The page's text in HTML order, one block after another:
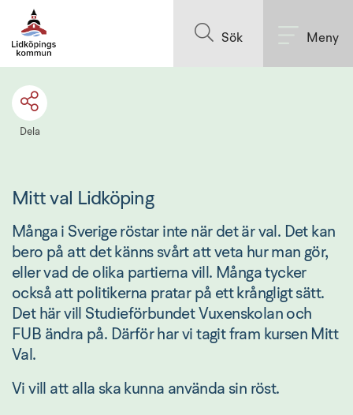
Sök Meny
Dela
Mitt val Lidköping
Många i Sverige röstar inte när det är val. Det kan
bero på att det känns svårt att veta hur man gör,
eller vad de olika partierna vill. Många tycker
också att politikerna pratar på ett krångligt sätt.
Det här vill Studieförbundet Vuxenskolan och
FUB ändra på. Därför har vi tagit fram kursen Mitt
Val.
Vi vill att alla ska kunna använda sin röst.